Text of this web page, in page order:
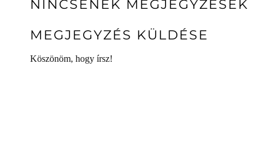
NINCSENEK MEGJEGYZÉSEK
MEGJEGYZÉS KÜLDÉSE
Köszönöm, hogy írsz!